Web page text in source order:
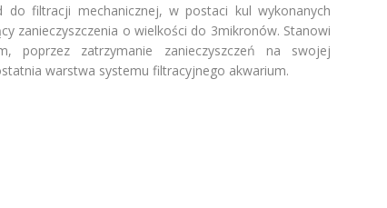
do filtracji mechanicznej, w postaci kul wykonanych
zanieczyszczenia o wielkości do 3mikronów. Stanowi
poprzez zatrzymanie zanieczyszczeń na swojej
warstwa systemu filtracyjnego akwarium.